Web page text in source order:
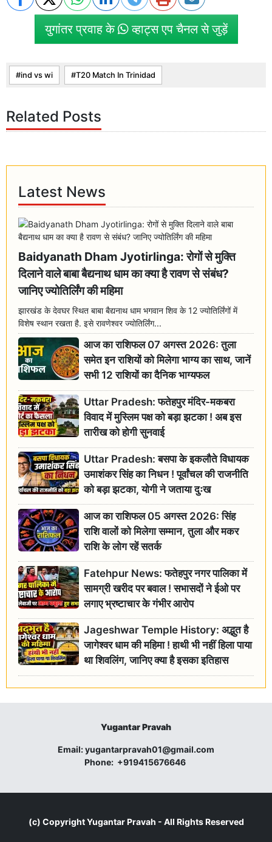
युगांतर प्रवाह के व्हाट्स एप चैनल से जुड़ें
ind vs wi T20 Match In Trinidad
Related Posts
Latest News
Baidyanath Dham Jyotirlinga: रोगों से मुक्ति
दिलाने वाले बाबा बैद्यनाथ धाम का क्या है रावण से संबंध?
जानिए ज्योतिर्लिंग की महिमा
झारखंड के देवघर स्थित बाबा बैद्यनाथ धाम भगवान शिव के 12 ज्योतिर्लिंगों में
विशेष स्थान रखता है. इसे रावणेश्वर ज्योतिर्लिंग...
आज का राशिफल 07 अगस्त 2026: तुला
समेत इन राशियों को मिलेगा भाग्य का साथ, जानें
सभी 12 राशियों का दैनिक भाग्यफल
Uttar Pradesh: फतेहपुर मंदिर-मकबरा
विवाद में मुस्लिम पक्ष को बड़ा झटका ! अब इस
तारीख को होगी सुनवाई
Uttar Pradesh: बसपा के इकलौते विधायक
उमाशंकर सिंह का निधन ! पूर्वांचल की राजनीति
को बड़ा झटका, योगी ने जताया दुःख
आज का राशिफल 05 अगस्त 2026: सिंह
राशि वालों को मिलेगा सम्मान, तुला और मकर
राशि के लोग रहें सतर्क
Fatehpur News: फतेहपुर नगर पालिका में
सामग्री खरीद पर बवाल ! सभासदों ने ईओ पर
लगाए भ्रष्टाचार के गंभीर आरोप
Jageshwar Temple History: अद्भुत है
जागेश्वर धाम की महिमा ! हाथी भी नहीं हिला पाया
था शिवलिंग, जानिए क्या है इसका इतिहास
Yugantar Pravah
Email:yugantarpravah01@gmail.com
Phone: +919415676646
(c) CopyrightYugantar Pravah - All Rights Reserved